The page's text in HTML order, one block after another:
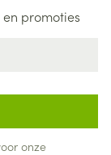
promoties
onze